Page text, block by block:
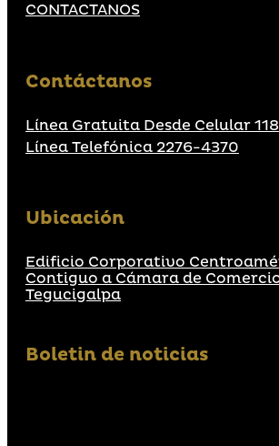
CONTACTANOS
Contáctanos
Línea Gratuita Desde Celular 118
Línea Telefónica 2276-4370
Ubicación
Edificio Corporativo
Contiguo a Cámara de
Tegucigalpa
Boletin de noticias